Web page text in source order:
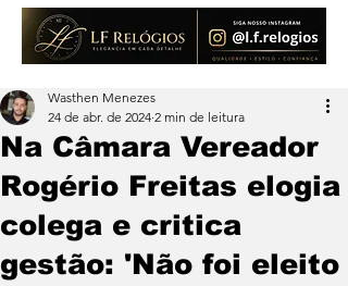
Na Câmara Vereador
Rogério Freitas elogia
colega e critica
gestão: 'Não foi eleito
Wasthen Menezes
24 de abr. de 2024 2 min de leitura